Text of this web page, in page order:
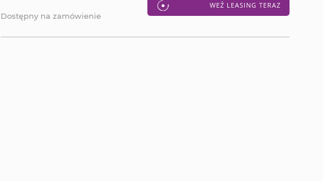
WEŹ LEASING TERAZ
Dostępny na zamówienie